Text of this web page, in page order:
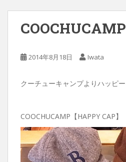
COOCHUCAMP
2014年8月18日 Iwata
クーチューキャンプよりハッピー
COOCHUCAMP【HAPPY CAP】